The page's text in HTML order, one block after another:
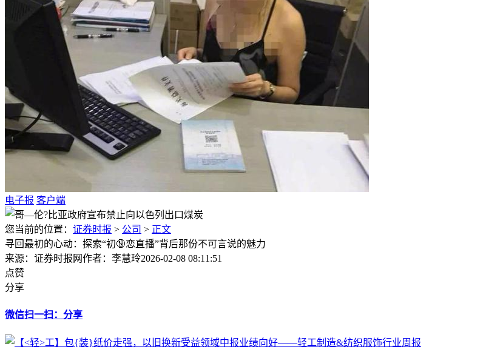
电子报 客户端
您当前的位置： 证券时报 > 公司 > 正文
寻回最初的心动：探索“初🔞恋直播”背后那份不可言说的魅力
来源：证券时报网作者：李慧玲2026-02-08 08:11:51
点赞
分享
微信扫一扫：分享